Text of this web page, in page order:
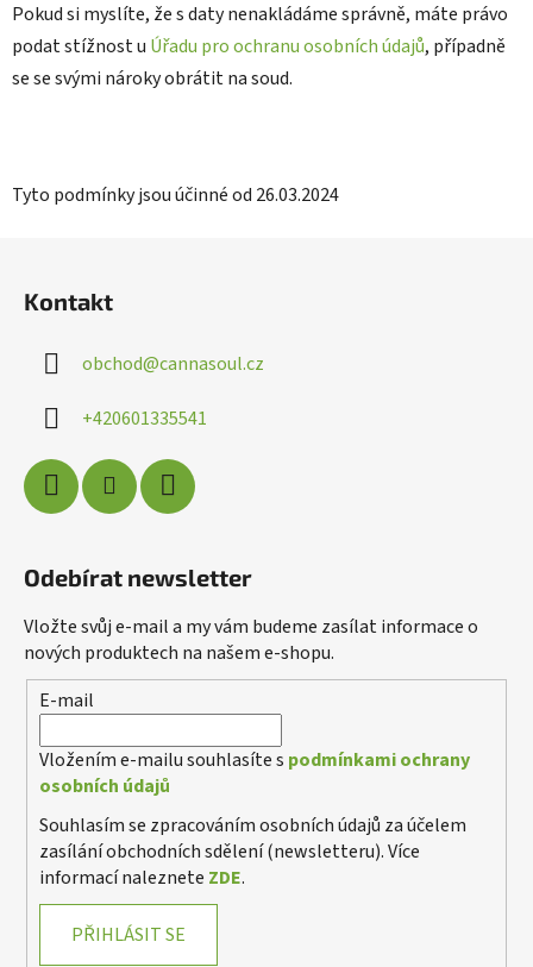
Pokud si myslíte, že s daty nenakládáme správně, máte právo
podat stížnost u Úřadu pro ochranu osobních údajů, případně
se se svými nároky obrátit na soud.
Tyto podmínky jsou účinné od 26.03.2024
Kontakt
obchod@cannasoul.cz
+420601335541
Odebírat newsletter
Vložte svůj e-mail a my vám budeme zasílat informace o
nových produktech na našem e-shopu.
E-mail
Vložením e-mailu souhlasíte s podmínkami ochrany
osobních údajů
Souhlasím se zpracováním osobních údajů za účelem
zasílání obchodních sdělení (newsletteru). Více
informací naleznete ZDE.
PŘIHLÁSIT SE